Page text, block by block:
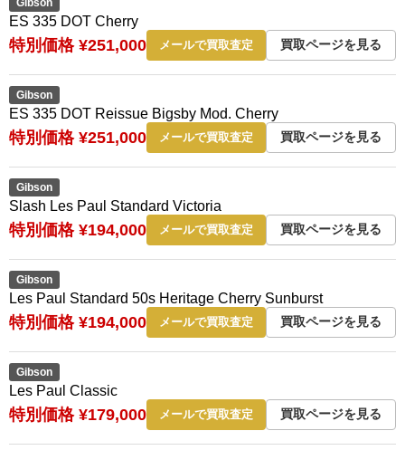
ES 335 DOT Cherry
特別価格 ¥251,000 メールで買取査定 買取ページを見る
Gibson
ES 335 DOT Reissue Bigsby Mod. Cherry
特別価格 ¥251,000 メールで買取査定 買取ページを見る
Gibson
Slash Les Paul Standard Victoria
特別価格 ¥194,000 メールで買取査定 買取ページを見る
Gibson
Les Paul Standard 50s Heritage Cherry Sunburst
特別価格 ¥194,000 メールで買取査定 買取ページを見る
Gibson
Les Paul Classic
特別価格 ¥179,000 メールで買取査定 買取ページを見る